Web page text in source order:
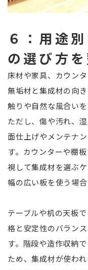
６：用途
の選び方
床材や家具、カウン
無垢材と集成材の向
触りや自然な風合い
ただし、傷や汚れ、
面仕上げやメンテナ
す。カウンターや棚
視して集成材を選ぶ
幅の広い板を使う場
テーブルや机の天板
格と安定性のバラン
す。階段や造作収納
ため、集成材が使わ